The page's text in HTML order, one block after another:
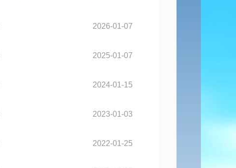
2026-01-07
2025-01-07
2024-01-15
2023-01-03
2022-01-25